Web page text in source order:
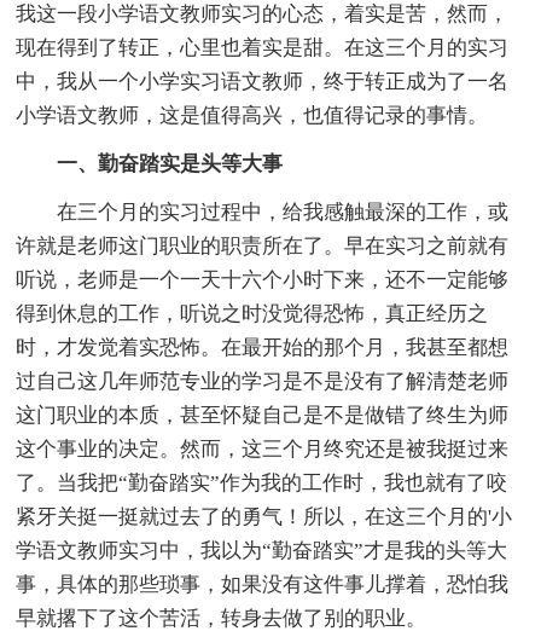
我这一段小学语文教师实习的心态，着实是苦，然而，
现在得到了转正，心里也着实是甜。在这三个月的实习
中，我从一个小学实习语文教师，终于转正成为了一名
小学语文教师，这是值得高兴，也值得记录的事情。
一、勤奋踏实是头等大事
在三个月的实习过程中，给我感触最深的工作，或
许就是老师这门职业的职责所在了。早在实习之前就有
听说，老师是一个一天十六个小时下来，还不一定能够
得到休息的工作，听说之时没觉得恐怖，真正经历之
时，才发觉着实恐怖。在最开始的那个月，我甚至都想
过自己这几年师范专业的学习是不是没有了解清楚老师
这门职业的本质，甚至怀疑自己是不是做错了终生为师
这个事业的决定。然而，这三个月终究还是被我挺过来
了。当我把“勤奋踏实”作为我的工作时，我也就有了咬
紧牙关挺一挺就过去了的勇气！所以，在这三个月的'小
学语文教师实习中，我以为“勤奋踏实”才是我的头等大
事，具体的那些琐事，如果没有这件事儿撑着，恐怕我
早就撂下了这个苦活，转身去做了别的职业。